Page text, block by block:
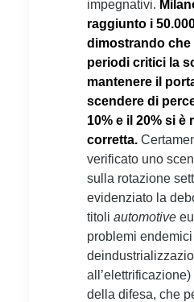
impegnativi.
raggiunto i
dimostrando che
periodi critici la
mantenere il
scendere di
10% e il 20% si è
corretta.
verificato uno
sulla rotazione
evidenziato la
titoli automotive
problemi
della difesa, che